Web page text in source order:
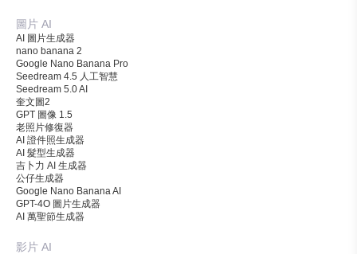
圖片 AI
AI 圖片生成器
nano banana 2
Google Nano Banana Pro
Seedream 4.5 人工智慧
Seedream 5.0 AI
奎文圖2
GPT 圖像 1.5
老照片修復器
AI 證件照生成器
AI 髮型生成器
吉卜力 AI 生成器
公仔生成器
Google Nano Banana AI
GPT-4O 圖片生成器
AI 萬聖節生成器
影片 AI